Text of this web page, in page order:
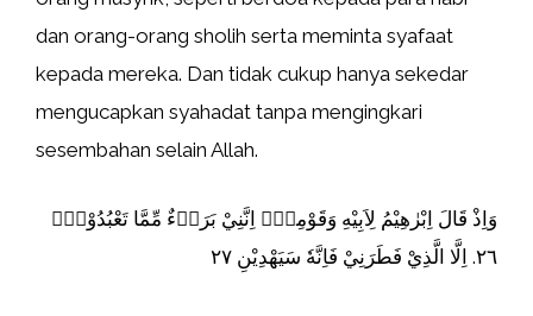
dan orang-orang sholih serta meminta syafaat
kepada mereka. Dan tidak cukup hanya sekedar
mengucapkan syahadat tanpa mengingkari
sesembahan selain Allah.
وَاِذْ قَالَ اِبْرٰهِيْمُ لِاَبِيْهِ وَقَوْمِهٖٓ اِنَّنِيْ بَرَاۤءٌ مِّمَّا تَعْبُدُوْنَۙ
٢٦. اِلَّا الَّذِيْ فَطَرَنِيْ فَاِنَّهٗ سَيَهْدِيْنِ ٢٧